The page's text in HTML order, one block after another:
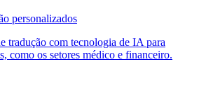
personalizados
tradução com tecnologia de IA para
como os setores médico e financeiro.